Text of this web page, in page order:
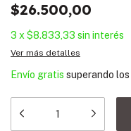
$26.500,00
3 x$8.833,33 sin interés
Ver más detalles
Envío gratis superando los